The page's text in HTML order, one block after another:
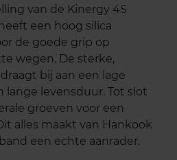
van de Kinergy 4S
een hoog silica
de goede grip op
wegen. De sterke,
bij aan een lage
lange levensduur. Tot slot
groeven voor een
alles maakt van Hankook
een echte aanrader.